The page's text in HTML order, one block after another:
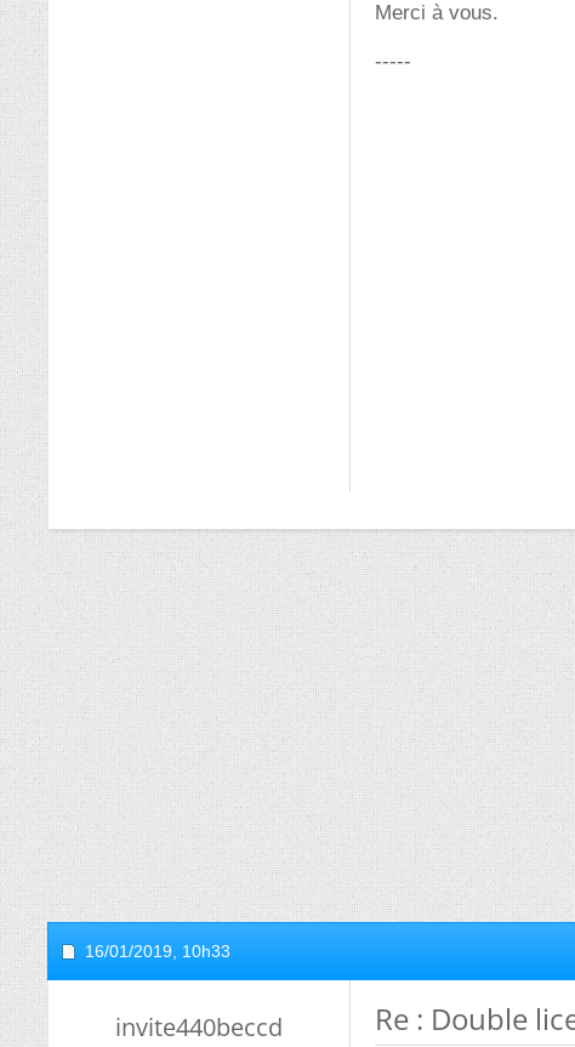
Merci à vous.
-----
16/01/2019, 10h33
invite440beccd Re : Double